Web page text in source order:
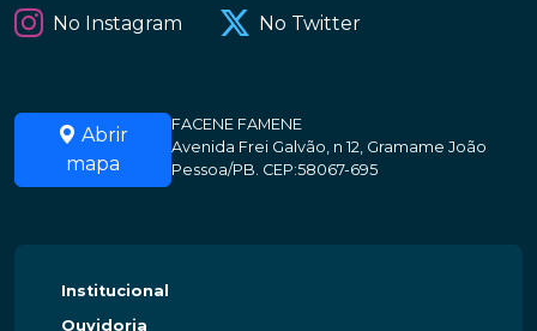
No Instagram No Twitter
Abrir
mapa
FACENE FAMENE
Avenida Frei Galvão, n 12, Gramame João
Pessoa/PB. CEP:58067-695
Institucional
Ouvidoria